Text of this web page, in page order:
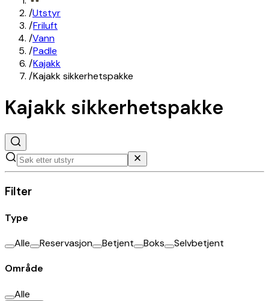
/Utstyr
/Friluft
/Vann
/Padle
/Kajakk
/Kajakk sikkerhetspakke
Kajakk sikkerhetspakke
Filter
Type
Alle Reservasjon Betjent Boks Selvbetjent
Område
Alle